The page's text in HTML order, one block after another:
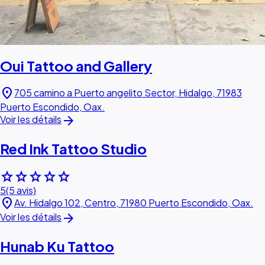
Oui Tattoo and Gallery
location_on 705 camino a Puerto angelito Sector, Hidalgo, 71983
Puerto Escondido, Oax.
Voir les détails arrow_forward
Red Ink Tattoo Studio
starstarstarstarstar
5(5 avis)
location_onAv. Hidalgo 102, Centro, 71980 Puerto Escondido, Oax.
Voir les détails arrow_forward
Hunab Ku Tattoo